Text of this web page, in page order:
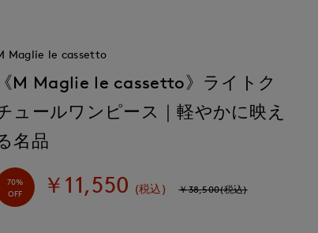
Maglie le cassetto
《M Maglie le cassetto》ライトク
ュールワンピース｜軽やかに映え
名品
70%
OFF
￥11,550 (税込) ￥38,500(税込)